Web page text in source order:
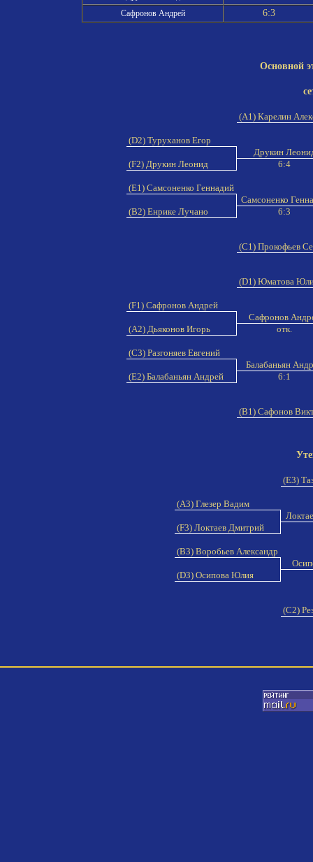
Сафронов Андрей 6:3
Основной
(A1) Карелин
(D2) Туруханов Егор
Друкин
(F2) Друкин Леонид
6:4
(E1) Самсоненко Геннадий
Самсоненко
(B2) Енрике Лучано
6:3
(C1) Прокофьев
(D1) Юматова
(F1) Сафронов Андрей
Сафронов
(A2) Дьяконов Игорь
отк.
(C3) Разгоняев Евгений
Балабаньян
(E2) Балабаньян Андрей
6:1
(B1) Сафонов
(E3)
(A3) Глезер Вадим
(F3) Локтаев Дмитрий
(B3) Воробьев Александр
(D3) Осипова Юлия
(C2)